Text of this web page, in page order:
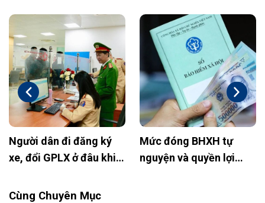
Người dân đi đăng ký
xe, đổi GPLX ở đâu khi
Mức đóng BHXH tự
nguyện và quyền lợi
Cùng Chuyên Mục